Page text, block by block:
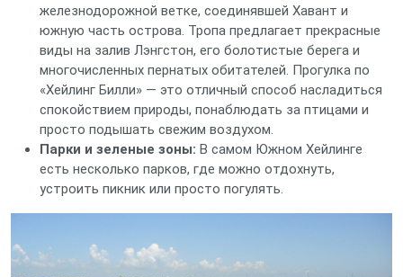
железнодорожной ветке, соединявшей Хавант и
южную часть острова. Тропа предлагает прекрасные
виды на залив Лэнгстон, его болотистые берега и
многочисленных пернатых обитателей. Прогулка по
«Хейлинг Билли» — это отличный способ насладиться
спокойствием природы, понаблюдать за птицами и
просто подышать свежим воздухом.
Парки и зеленые зоны: В самом Южном Хейлинге
есть несколько парков, где можно отдохнуть,
устроить пикник или просто погулять.